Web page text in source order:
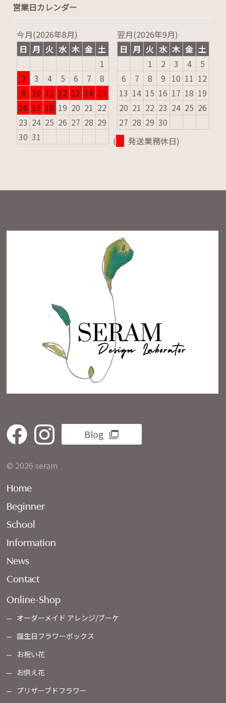
営業日カレンダー
今月(2026年8月)
日 月 火 水 木 金 土
1
2
3 4 5 6 7
8
9 10 11 12 13 14 15
16 17 18 19 20 21 22
23 24 25 26 27 28 29
30 31
翌月(2026年9月)
日 月 火 水 木 金 土
1
2 3 4
5
6
7 8 9 10 11 12
13 14 15 16 17 18 19
20 21 22 23 24 25 26
27 28 29 30
(
発送業務休日)
Blog
© 2026 seram
Home
Beginner
School
Information
News
Contact
Online-Shop
オーダーメイド アレンジ/ブーケ
誕生日フラワーボックス
お祝い花
お供え花
プリザーブドフラワー